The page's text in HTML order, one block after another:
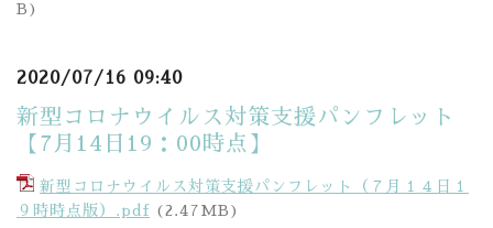
B)
2020/07/16 09:40
新型コロナウイルス対策支援パンフレット
【7月14日19：00時点】
新型コロナウイルス対策支援パンフレット（７月１４日１
９時時点版）.pdf (2.47MB)